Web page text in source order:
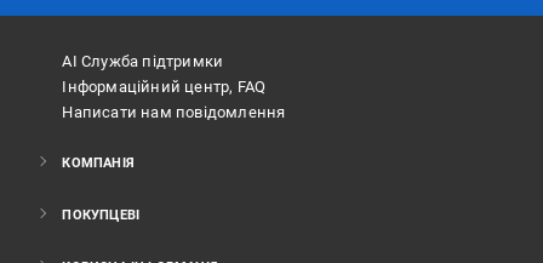
АІ Служба підтримки
Інформаційний центр, FAQ
Написати нам повідомлення
КОМПАНІЯ
ПОКУПЦЕВІ